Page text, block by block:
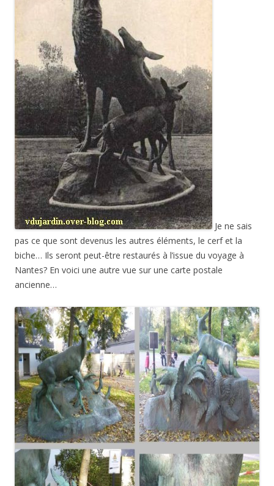
Je ne sais
pas ce que sont devenus les autres éléments, le cerf et la
biche… Ils seront peut-être restaurés à l’issue du voyage à
Nantes? En voici une autre vue sur une carte postale
ancienne…